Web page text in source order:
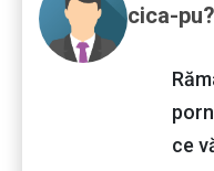
cica-
ce